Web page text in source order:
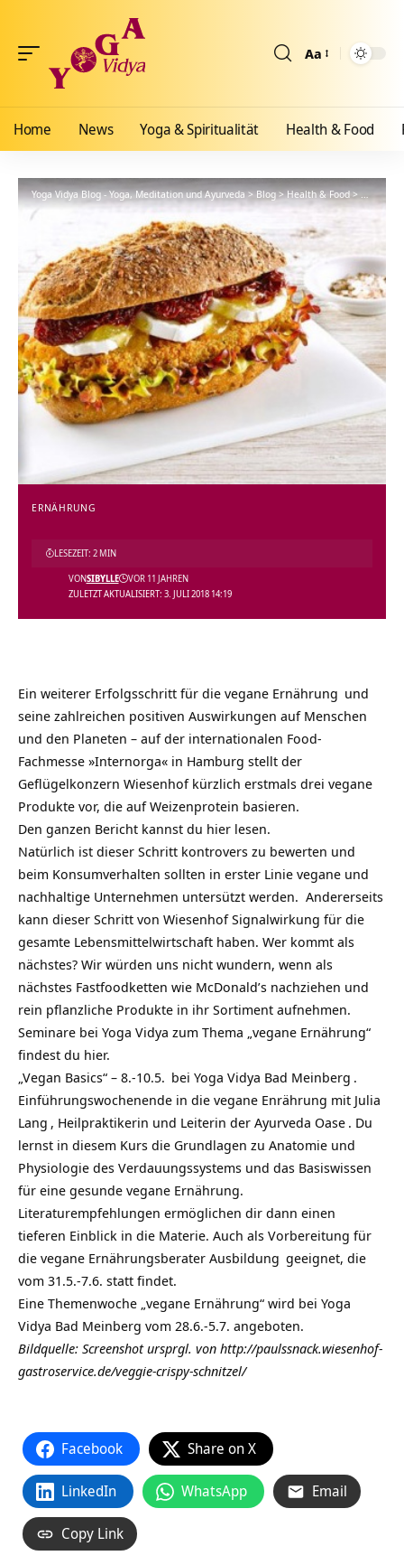
Aa
Home News Yoga & Spiritualität Health & Food
Yoga Vidya Blog - Yoga, Meditation und Ayurveda>Blog>Health & Food >
ERNÄHRUNG
ZULETZT AKTUALISIERT: 3. JULI 2018 14:19
VONSIBYLLE VOR 11 JAHREN
LESEZEIT: 2 MIN
Ein weiterer Erfolgsschritt für die vegane Ernährung und
seine zahlreichen positiven Auswirkungen auf Menschen
und den Planeten – auf der internationalen Food-
Fachmesse »Internorga« in Hamburg stellt der
Geflügelkonzern Wiesenhof kürzlich erstmals drei vegane
Produkte vor, die auf Weizenprotein basieren.
Den ganzen Bericht kannst du hier lesen.
Natürlich ist dieser Schritt kontrovers zu bewerten und
beim Konsumverhalten sollten in erster Linie vegane und
nachhaltige Unternehmen untersützt werden. Andererseits
kann dieser Schritt von Wiesenhof Signalwirkung für die
gesamte Lebensmittelwirtschaft haben. Wer kommt als
nächstes? Wir würden uns nicht wundern, wenn als
nächstes Fastfoodketten wie McDonald’s nachziehen und
rein pflanzliche Produkte in ihr Sortiment aufnehmen.
Seminare bei Yoga Vidya zum Thema „vegane Ernährung“
findest du hier.
„Vegan Basics“ – 8.-10.5. bei Yoga Vidya Bad Meinberg .
Einführungswochenende in die vegane Enrährung mit Julia
Lang , Heilpraktikerin und Leiterin der Ayurveda Oase . Du
lernst in diesem Kurs die Grundlagen zu Anatomie und
Physiologie des Verdauungssystems und das Basiswissen
für eine gesunde vegane Ernährung.
Literaturempfehlungen ermöglichen dir dann einen
tieferen Einblick in die Materie. Auch als Vorbereitung für
die vegane Ernährungsberater Ausbildung geeignet, die
vom 31.5.-7.6. statt findet.
Eine Themenwoche „vegane Ernährung“ wird bei Yoga
Vidya Bad Meinberg vom 28.6.-5.7. angeboten.
Bildquelle: Screenshot ursprgl. von http://paulssnack.wiesenhof-
gastroservice.de/veggie-crispy-schnitzel/
Facebook Share on X
LinkedIn WhatsApp Email
Copy Link